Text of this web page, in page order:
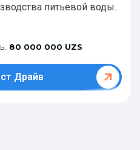
питьевой воды.
80 000 000 UZS
Драйв